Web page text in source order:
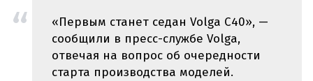
«Первым станет седан Volga С40», —
сообщили в пресс-службе Volga,
отвечая на вопрос об очередности
старта производства моделей.